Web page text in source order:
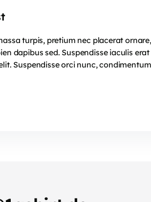
turpis, pretium nec placerat
dapibus sed. Suspendisse iaculis
Suspendisse orci nunc,